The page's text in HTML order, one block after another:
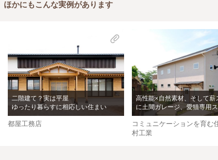
ほかにもこんな実例があります
二階建て？実は平屋
ゆったり暮らすに相応しい住まい
都屋工務店
高性能×自然素材、そして薪
に土間ガレージ、愛猫専用
コミュニケーションを育む
村工業